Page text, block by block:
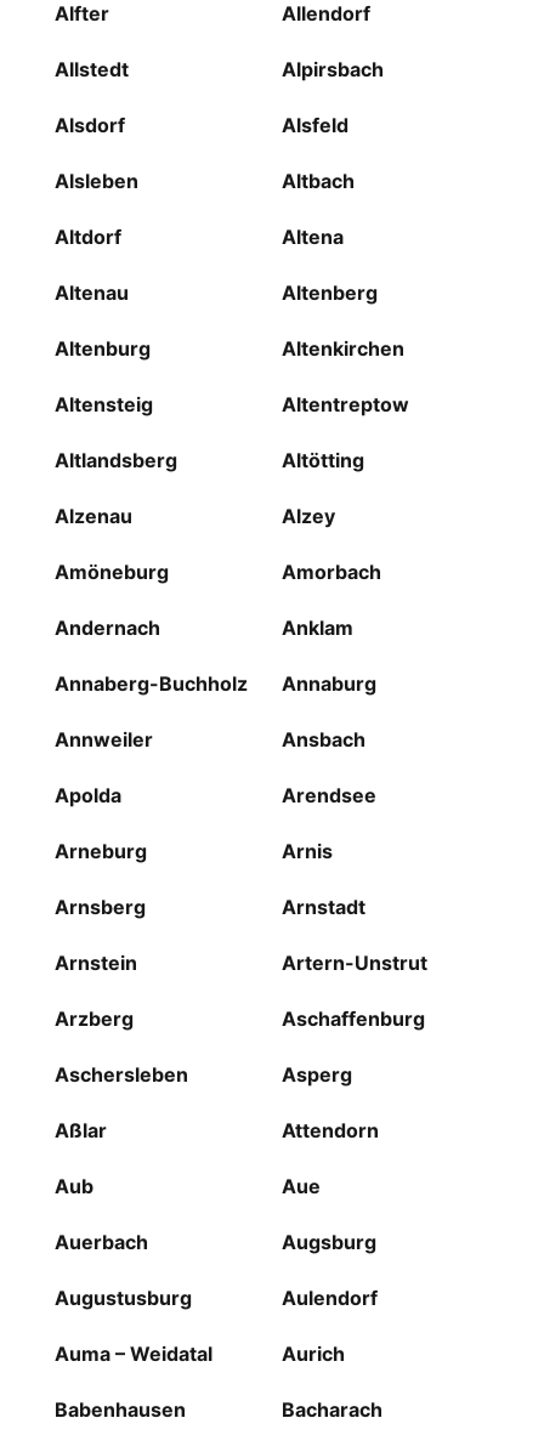
Alfter Allendorf
Allstedt Alpirsbach
Alsdorf Alsfeld
Alsleben Altbach
Altdorf Altena
Altenau Altenberg
Altenburg Altenkirchen
Altensteig Altentreptow
Altlandsberg Altötting
Alzenau Alzey
Amöneburg Amorbach
Andernach Anklam
Annaberg-Buchholz Annaburg
Annweiler Ansbach
Apolda Arendsee
Arneburg Arnis
Arnsberg Arnstadt
Arnstein Artern-Unstrut
Arzberg Aschaffenburg
Aschersleben Asperg
Aßlar Attendorn
Aub Aue
Auerbach Augsburg
Augustusburg Aulendorf
Auma – Weidatal Aurich
Babenhausen Bacharach